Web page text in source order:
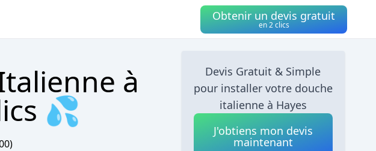
Obtenir un devis gratuit
en 2 clics
à
💦
Devis Gratuit & Simple
pour installer votre douche
italienne à Hayes
J'obtiens mon devis
maintenant